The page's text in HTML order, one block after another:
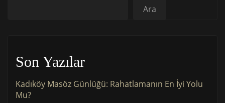
Ara
Son Yazılar
Kadıköy Masöz Günlüğü: Rahatlamanın En İyi Yolu
Mu?